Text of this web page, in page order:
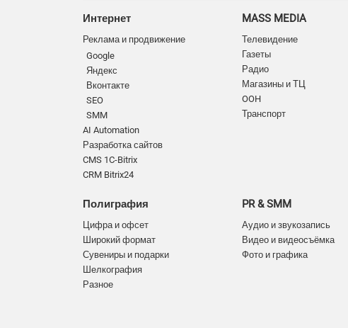
Интернет
Реклама и продвижение
Google
Яндекс
Вконтакте
SEO
SMM
AI Automation
Разработка сайтов
CMS 1C-Bitrix
CRM Bitrix24
Полиграфия
Цифра и офсет
Широкий формат
Сувениры и подарки
Шелкография
Разное
MASS MEDIA
Телевидение
Газеты
Радио
Магазины и ТЦ
OOH
Транспорт
PR & SMM
Аудио и звукозапись
Видео и видеосъёмка
Фото и графика